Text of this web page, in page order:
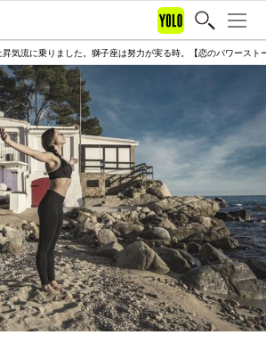
昇気流に乗りました。獅子座は努力が実る時。【恋のパワース